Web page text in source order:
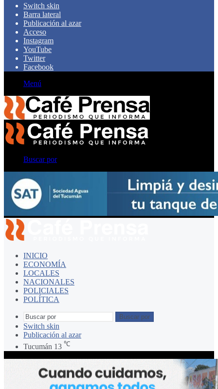
Switch skin
Barra lateral
Publicación al azar
Acceso
Instagram
YouTube
Twitter
Facebook
Menú
Buscar por
INICIO
ECONOMÍA
LOCALES
NACIONALES
POLICIALES
POLÍTICA
Buscar por
Switch skin
Publicación al azar
Tucumán 13 ℃